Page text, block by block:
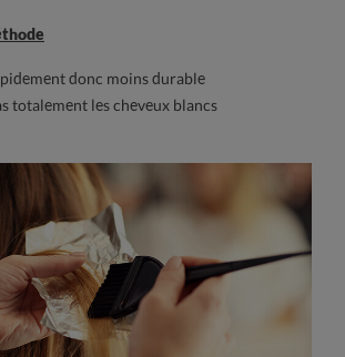
donc moins durable
totalement les cheveux blancs